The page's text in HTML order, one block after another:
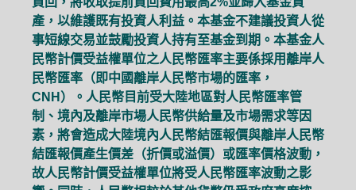
產，以維護既有投資人利益。本基金不建議投資人從
事短線交易並鼓勵投資人持有至基金到期。本基金人
民幣計價受益權單位之人民幣匯率主要係採用離岸人
民幣匯率（即中國離岸人民幣市場的匯率，
CNH）。人民幣目前受大陸地區對人民幣匯率管
制、境內及離岸市場人民幣供給量及市場需求等因
素，將會造成大陸境內人民幣結匯報價與離岸人民幣
結匯報價產生價差（折價或溢價）或匯率價格波動，
故人民幣計價受益權單位將受人民幣匯率波動之影